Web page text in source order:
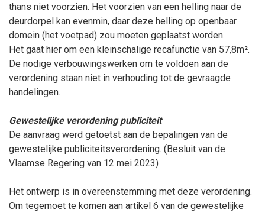
thans niet voorzien. Het voorzien van een helling naar de
deurdorpel kan evenmin, daar deze helling op openbaar
domein (het voetpad) zou moeten geplaatst worden.
Het gaat hier om een kleinschalige recafunctie van 57,8m².
De nodige verbouwingswerken om te voldoen aan de
verordening staan niet in verhouding tot de gevraagde
handelingen.
Gewestelijke verordening publiciteit
De aanvraag werd getoetst aan de bepalingen van de
gewestelijke publiciteitsverordening. (Besluit van de
Vlaamse Regering van 12 mei 2023)
Het ontwerp is in overeenstemming met deze verordening.
Om tegemoet te komen aan artikel 6 van de gewestelijke